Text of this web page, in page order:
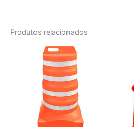
Produtos relacionados